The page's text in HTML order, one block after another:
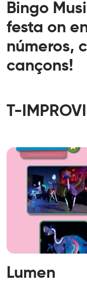
Bingo
festa on
números,
cançons!
T-
Lumen